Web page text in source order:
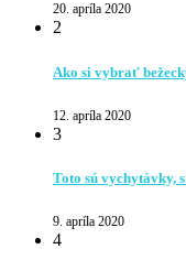
20. apríla 2020
2
Ako si vybrať
12. apríla 2020
3
Toto sú vychytávky,
9. apríla 2020
4